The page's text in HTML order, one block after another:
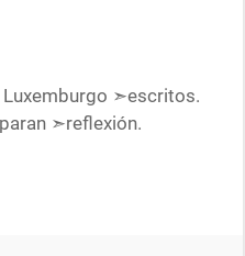
Luxemburgo ➣escritos.
➣reflexión.